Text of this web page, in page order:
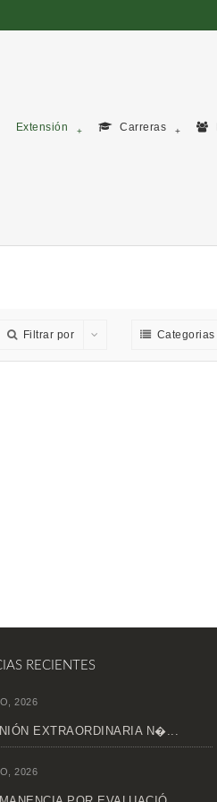
Extensión Carreras
Filtrar por Categorias
RECIENTES
2026
EXTRAORDINARIA N�...
2026